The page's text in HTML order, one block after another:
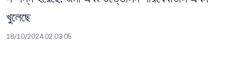
খুলেছে
18/10/2024 02:03:05